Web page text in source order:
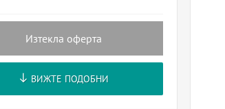
Изтекла оферта
ВИЖТЕ ПОДОБНИ